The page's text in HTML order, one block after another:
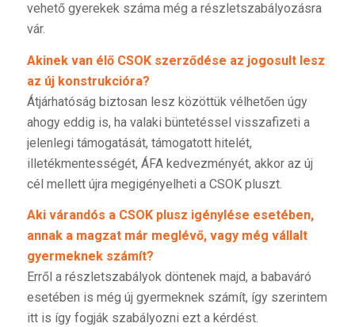
vehető gyerekek száma még a részletszabályozásra
vár.
Akinek van élő CSOK szerződése az jogosult lesz
az új konstrukcióra?
Átjárhatóság biztosan lesz közöttük vélhetően úgy
ahogy eddig is, ha valaki büntetéssel visszafizeti a
jelenlegi támogatását, támogatott hitelét,
illetékmentességét, ÁFA kedvezményét, akkor az új
cél mellett újra megigényelheti a CSOK pluszt.
Aki várandós a CSOK plusz igénylése esetében,
annak a magzat már meglévő, vagy még vállalt
gyermeknek számít?
Erről a részletszabályok döntenek majd, a babaváró
esetében is még új gyermeknek számít, így szerintem
itt is így fogják szabályozni ezt a kérdést.